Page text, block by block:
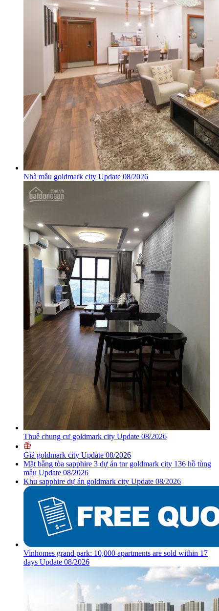
Nhà mẫu goldmark city Update 08/2026
Thuê chung cư goldmark city Update 08/2026
Giá goldmark city Update 08/2026
Mặt bằng tòa sapphire 3 dự án tnr goldmark city 136 hồ tùng
mậu Update 08/2026
Khu sapphire dự án goldmark city Update 08/2026
Vinhomes grand park: 10,000 apartments are sold within 17
days Update 08/2026